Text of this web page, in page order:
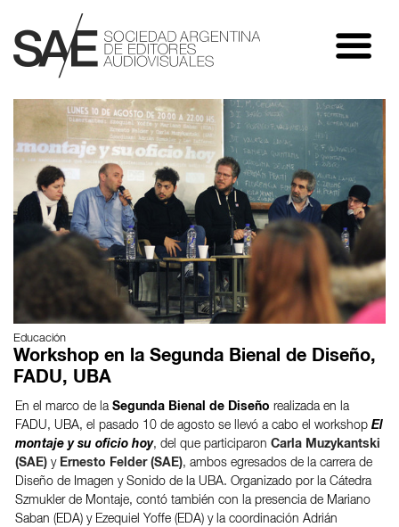
Educación
Workshop en la Segunda Bienal de Diseño,
FADU, UBA
En el marco de la Segunda Bienal de Diseño realizada en la
FADU, UBA, el pasado 10 de agosto se llevó a cabo el workshop El
montaje y su oficio hoy, del que participaron Carla Muzykantski
(SAE) y Ernesto Felder (SAE), ambos egresados de la carrera de
Diseño de Imagen y Sonido de la UBA. Organizado por la Cátedra
Szmukler de Montaje, contó también con la presencia de Mariano
Saban (EDA) y Ezequiel Yoffe (EDA) y la coordinación Adrián